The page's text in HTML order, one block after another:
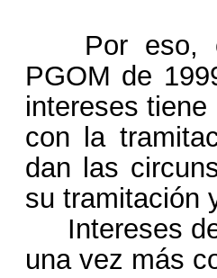
Por eso,
PGOM de
intereses tiene
con la
dan las
su tramitación
Intereses
una vez más